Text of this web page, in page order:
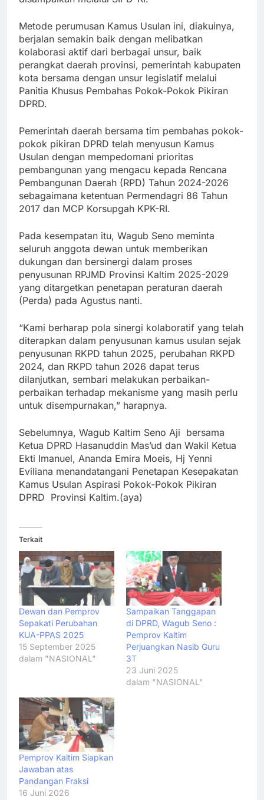
Metode perumusan Kamus Usulan ini, diakuinya,
berjalan semakin baik dengan melibatkan
kolaborasi aktif dari berbagai unsur, baik
perangkat daerah provinsi, pemerintah kabupaten
kota bersama dengan unsur legislatif melalui
Panitia Khusus Pembahas Pokok-Pokok Pikiran
DPRD.
Pemerintah daerah bersama tim pembahas pokok-
pokok pikiran DPRD telah menyusun Kamus
Usulan dengan mempedomani prioritas
pembangunan yang mengacu kepada Rencana
Pembangunan Daerah (RPD) Tahun 2024-2026
sebagaimana ketentuan Permendagri 86 Tahun
2017 dan MCP Korsupgah KPK-RI.
Pada kesempatan itu, Wagub Seno meminta
seluruh anggota dewan untuk memberikan
dukungan dan bersinergi dalam proses
penyusunan RPJMD Provinsi Kaltim 2025-2029
yang ditargetkan penetapan peraturan daerah
(Perda) pada Agustus nanti.
“Kami berharap pola sinergi kolaboratif yang telah
diterapkan dalam penyusunan kamus usulan sejak
penyusunan RKPD tahun 2025, perubahan RKPD
2024, dan RKPD tahun 2026 dapat terus
dilanjutkan, sembari melakukan perbaikan-
perbaikan terhadap mekanisme yang masih perlu
untuk disempurnakan,” harapnya.
Sebelumnya, Wagub Kaltim Seno Aji bersama
Ketua DPRD Hasanuddin Mas’ud dan Wakil Ketua
Ekti Imanuel, Ananda Emira Moeis, Hj Yenni
Eviliana menandatangani Penetapan Kesepakatan
Kamus Usulan Aspirasi Pokok-Pokok Pikiran
DPRD Provinsi Kaltim.(aya)
Terkait
Dewan dan Pemprov
Sepakati Perubahan
KUA-PPAS 2025
15 September 2025
dalam "NASIONAL"
Sampaikan Tanggapan
di DPRD, Wagub Seno :
Pemprov Kaltim
Perjuangkan Nasib Guru
3T
23 Juni 2025
dalam "NASIONAL"
Pemprov Kaltim Siapkan
Jawaban atas
Pandangan Fraksi
16 Juni 2026